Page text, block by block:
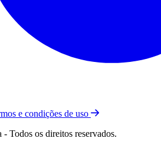
e condições de uso
Todos os direitos reservados.